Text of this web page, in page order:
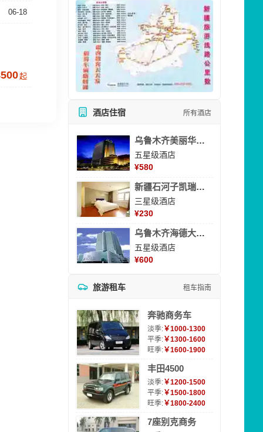
06-18
起
酒店住宿 所有酒店
乌鲁木齐美丽华大酒
五星级酒店
¥580
新疆石河子凯瑞酒店
三星级酒店
¥230
乌鲁木齐海德大酒店
五星级酒店
¥600
旅游租车 租车指南
奔驰商务车
淡季:￥1000-1300
平季:￥1300-1600
旺季:￥1600-1900
丰田4500
淡季:￥1200-1500
平季:￥1500-1800
旺季:￥1800-2400
7座别克商务